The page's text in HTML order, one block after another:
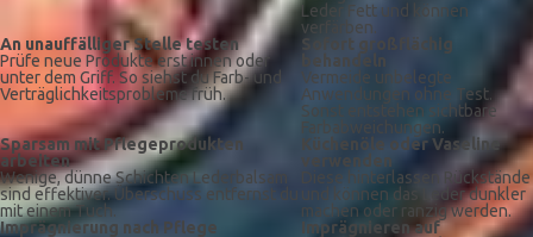
Leder Fett und können
verfärben.
An unauffälliger Stelle testen
Prüfe neue Produkte erst innen oder
unter dem Griff. So siehst du Farb- und
Verträglichkeitsprobleme früh.
Sofort großflächig
behandeln
Vermeide unbelegte
Anwendungen ohne Test.
Sonst entstehen sichtbare
Farbabweichungen.
Sparsam mit Pflegeprodukten
arbeiten
Wenige, dünne Schichten Lederbalsam
sind effektiver. Überschuss entfernst du
mit einem Tuch.
Küchenöle oder Vaseline
verwenden
Diese hinterlassen Rückstände
und können das Leder dunkler
machen oder ranzig werden.
Imprägnierung nach Pflege
Imprägnieren auf